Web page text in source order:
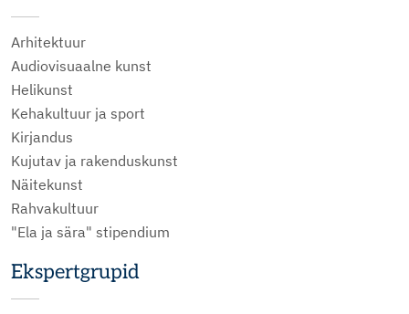
Arhitektuur
Audiovisuaalne kunst
Helikunst
Kehakultuur ja sport
Kirjandus
Kujutav ja rakenduskunst
Näitekunst
Rahvakultuur
"Ela ja sära" stipendium
Ekspertgrupid